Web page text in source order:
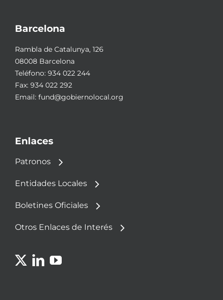
Barcelona
Rambla de Catalunya, 126
08008 Barcelona
Teléfono: 934 022 244
Fax: 934 022 292
Email: fund@gobiernolocal.org
Enlaces
Patronos
Entidades Locales
Boletines Oficiales
Otros Enlaces de Interés